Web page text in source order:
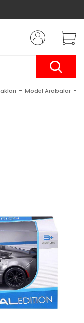
Model Arabalar